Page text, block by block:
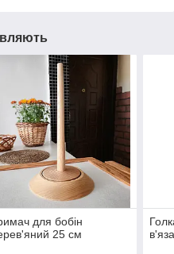
для бобін
25 см